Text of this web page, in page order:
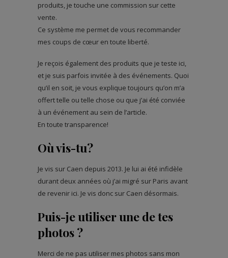
produits, je touche une commission sur cette
vente.
Ce système me permet de vous recommander
mes coups de cœur en toute liberté.
Je reçois également des produits que je teste ici,
et je suis parfois invitée à des événements. Quoi
qu’il en soit, je vous explique toujours qu’on m’a
offert telle ou telle chose ou que j’ai été conviée
à un événement au sein de l’article.
En toute transparence!
Où vis-tu?
Je vis sur Caen depuis 2013. Je lui ai été infidèle
durant deux années où j’ai migré sur Paris avant
de revenir ici. Je vis donc sur Caen désormais.
Puis-je utiliser une de tes
photos ?
Merci de ne pas utiliser mes photos sans mon